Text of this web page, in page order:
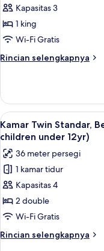
adults
under
12yr)
Bebas
Asap
Rokok
(Historic
King,
1CHD
under
12yr)
Kapasitas 3
1 king
Wi-Fi Gratis
Rincian selengkapnya
Rincian
Kamar,
Bebas
Asap
Rokok
King,
2ADT
1CHD
under
12yr)
Lihat
semua
foto
untuk
Kamar
Twin
Standar,
Bebas
Asap
Rokok
9
Kamar Twin Standar,
children under 12yr)
36 meter persegi
1 kamar tidur
Kapasitas 4
2 double
Wi-Fi Gratis
Rincian selengkapnya
Rincian